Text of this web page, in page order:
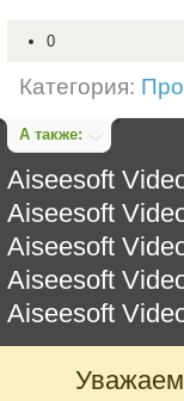
0
Категория:
А также:
Aiseesoft
Aiseesoft
Aiseesoft
Aiseesoft
Aiseesoft